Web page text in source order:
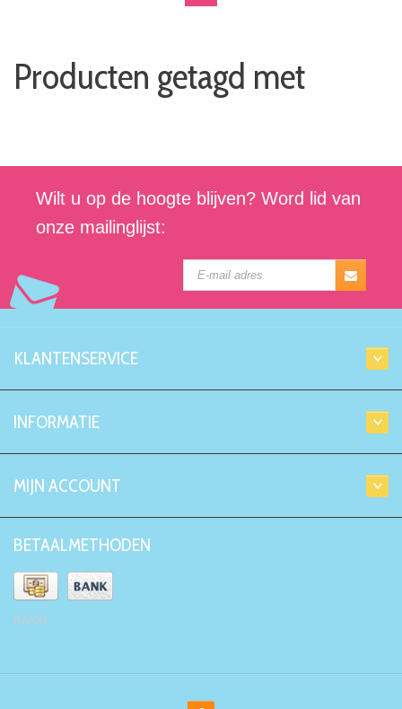
Producten getagd met
Wilt u op de hoogte blijven? Word lid van
onze mailinglijst:
KLANTENSERVICE
INFORMATIE
MIJN ACCOUNT
BETAALMETHODEN
Kiyoh